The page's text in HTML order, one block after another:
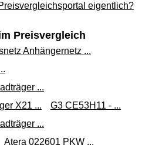
eigentlich?
Preisvergleich
Anhängernetz ...
...
X21 ...
G3 CE53H11 - ...
...
Atera 022601 PKW ...